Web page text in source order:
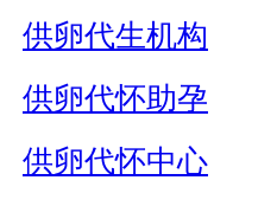
供卵代生机构
供卵代怀助孕
供卵代怀中心